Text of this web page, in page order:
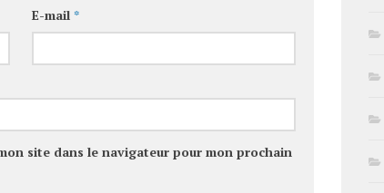
E-mail *
site dans le navigateur pour mon prochain